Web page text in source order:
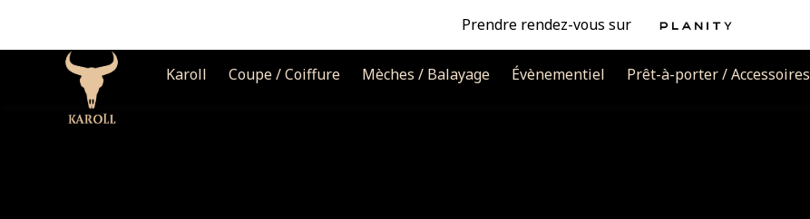
Prendre rendez-vous sur
Karoll Coupe / Coiffure Mèches / Balayage Évènementiel Prêt-à-porter / Accessoires
»Galerie